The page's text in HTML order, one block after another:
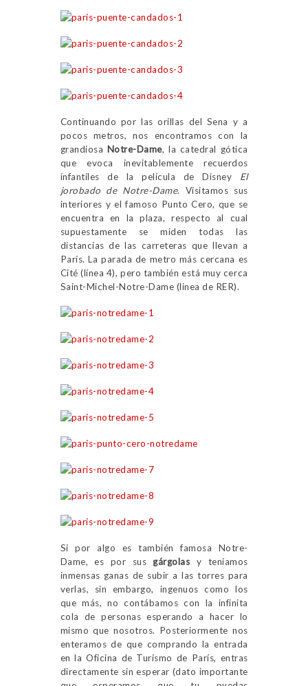
Continuando por las orillas del Sena y a
pocos metros, nos encontramos con la
grandiosa Notre-Dame, la catedral gótica
que evoca inevitablemente recuerdos
infantiles de la película de Disney El
jorobado de Notre-Dame. Visitamos sus
interiores y el famoso Punto Cero, que se
encuentra en la plaza, respecto al cual
supuestamente se miden todas las
distancias de las carreteras que llevan a
París. La parada de metro más cercana es
Cité (línea 4), pero también está muy cerca
Saint-Michel-Notre-Dame (linea de RER).
Si por algo es también famosa Notre-
Dame, es por susgárgolas y teníamos
inmensas ganas de subir a las torres para
verlas, sin embargo, ingenuos como los
que más, no contábamos con la infinita
cola de personas esperando a hacer lo
mismo que nosotros. Posteriormente nos
enteramos de que comprando la entrada
en la Oficina de Turismo de París, entras
directamente sin esperar (dato importante